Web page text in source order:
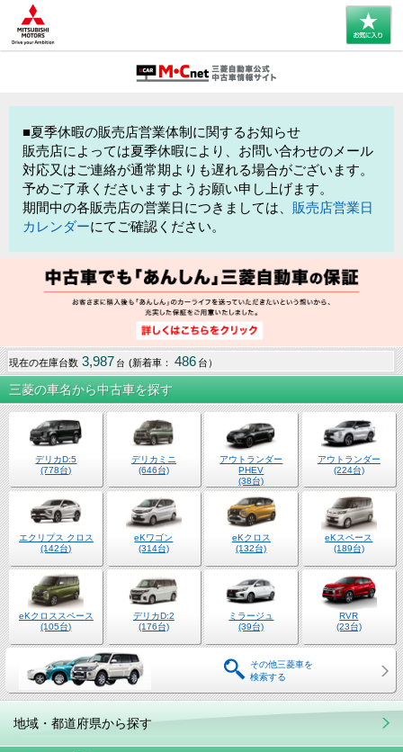
■夏季休暇の販売店営業体制に関するお知らせ
販売店によっては夏季休暇により、お問い合わせのメール
対応又はご連絡が通常期よりも遅れる場合がございます。
予めご了承くださいますようお願い申し上げます。
期間中の各販売店の営業日につきましては、 販売店営業日
カレンダーにてご確認ください。
現在の在庫台数 3,987 台 (新着車： 486 台）
三菱の車名から中古車を探す
デリカD:5
(778台)
デリカミニ
(646台)
アウトランダー
PHEV
(38台)
アウトランダー
(224台)
エクリプス クロス
(142台)
eKワゴン
(314台)
eKクロス
(132台)
eKスペース
(189台)
eKクロススペース
(105台)
デリカD:2
(176台)
ミラージュ
(39台)
RVR
(23台)
その他三菱車を
検索する
地域・都道府県から探す